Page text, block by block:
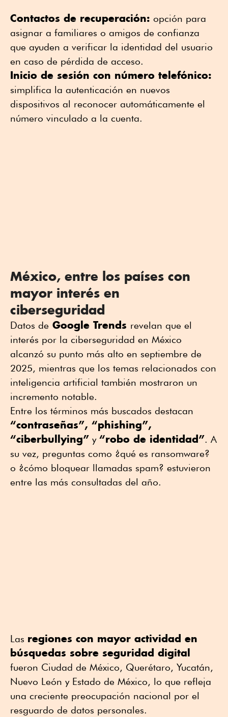
Contactos de recuperación: opción para
asignar a familiares o amigos de confianza
que ayuden a verificar la identidad del usuario
en caso de pérdida de acceso.
Inicio de sesión con número telefónico:
simplifica la autenticación en nuevos
dispositivos al reconocer automáticamente el
número vinculado a la cuenta.
México, entre los países con
mayor interés en
ciberseguridad
Datos de Google Trends revelan que el
interés por la ciberseguridad en México
alcanzó su punto más alto en septiembre de
2025, mientras que los temas relacionados con
inteligencia artificial también mostraron un
incremento notable.
Entre los términos más buscados destacan
“contraseñas”, “phishing”,
“ciberbullying” y “robo de identidad”. A
su vez, preguntas como ¿qué es ransomware?
o ¿cómo bloquear llamadas spam? estuvieron
entre las más consultadas del año.
Las regiones con mayor actividad en
búsquedas sobre seguridad digital
fueron Ciudad de México, Querétaro, Yucatán,
Nuevo León y Estado de México, lo que refleja
una creciente preocupación nacional por el
resguardo de datos personales.